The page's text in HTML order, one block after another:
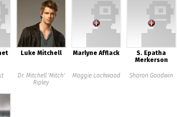
Luke Mitchell
Dr. Mitchell 'Mitch'
Ripley
Marlyne Afflack
Maggie Lockwood
S. Epatha
Merkerson
Sharon Goodwin